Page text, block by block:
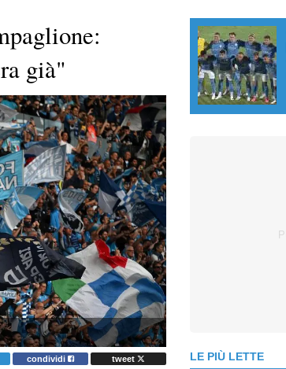
già"
condividi tweet LE PIÙ LETTE